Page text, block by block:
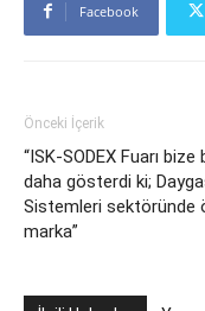
Facebook
Önceki İçerik
“ISK-SODEX Fuarı bize
daha gösterdi ki;
Sistemleri sektöründe
marka”